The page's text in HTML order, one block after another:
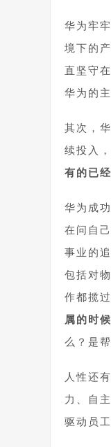
华为牢
境下的
直坚守
华为的
其次，
续投入
有的已
华为成
在问自
事业的
包括对
作都揽
属的时
么？是
人性还
力、自
驱动员